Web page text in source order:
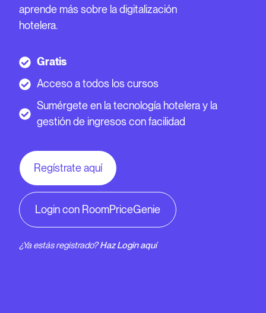
aprende más sobre la digitalización
hotelera.
Gratis
Acceso a todos los cursos
Sumérgete en la tecnología hotelera y la
gestión de ingresos con facilidad
Regístrate aquí
Login con RoomPriceGenie
¿Ya estás registrado?Haz Login aquí